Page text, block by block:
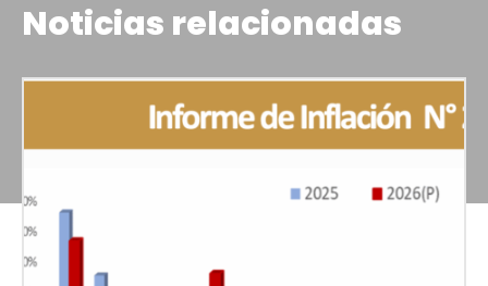
Noticias relacionadas